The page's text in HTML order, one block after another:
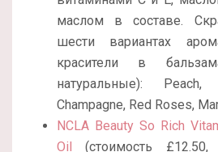
маслом в составе.
шести вариантах
красители в
натуральные):
Champagne, Red Roses,
NCLA Beauty So Rich
Oil (стоимость